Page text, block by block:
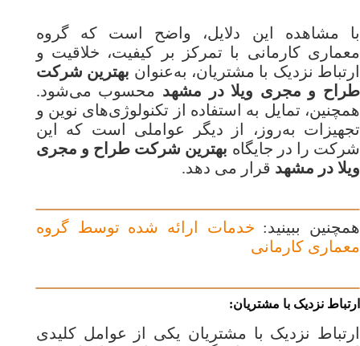
با مشاهده این دلایل، واضح است که گروه
معماری کارمانی با تمرکز بر کیفیت، خلاقیت و
ارتباط نزدیک با مشتریان، به‌عنوان بهترین شرکت
طراح و مجری ویلا در مشهد محسوب می‌شود.
همچنین، تمایل به استفاده از تکنولوژی‌های نوین و
تجهیزات به‌روز، از دیگر عواملی است که این
شرکت را در جایگاه بهترین شرکت طراح و مجری
ویلا در مشهد قرار می دهد.
همچنین ببینید: خدمات ارائه شده توسط گروه
معماری کارمانی
ارتباط نزدیک با مشتریان:
ارتباط نزدیک با مشتریان یکی از عوامل کلیدی